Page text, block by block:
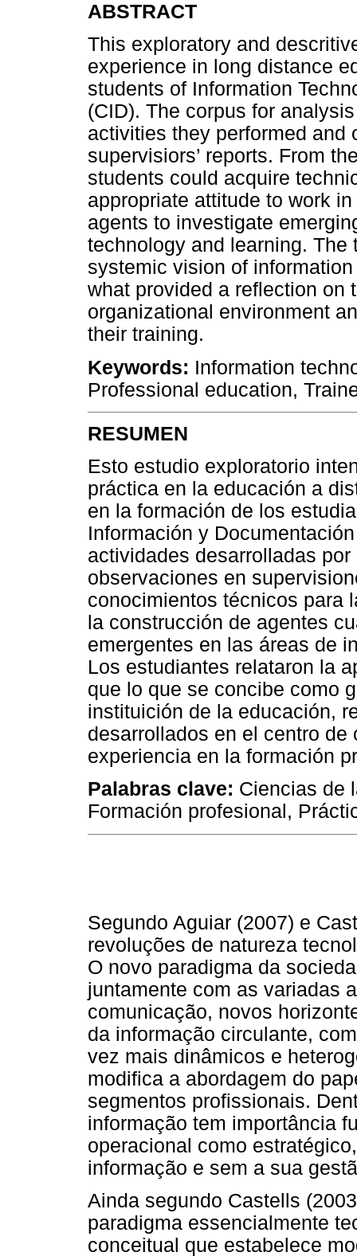
ABSTRACT
This exploratory and
experience in long distance
students of Information
(CID). The corpus for
activities they performed and
supervisiors’ reports. From
students could acquire
appropriate attitude to work
agents to investigate
technology and learning.
systemic vision of
what provided a reflection on
organizational environment
their training.
Keywords: Information
Professional education,
RESUMEN
Esto estudio exploratorio
práctica en la educación a
en la formación de los
Información y
actividades desarrolladas
observaciones en
conocimientos técnicos para
la construcción de agentes
emergentes en las áreas de
Los estudiantes relataron la
que lo que se concibe como
instituición de la educación,
desarrollados en el centro
experiencia en la formación
Palabras clave: Ciencias de
Formación profesional,
Segundo Aguiar (2007) e
revoluções de natureza
O novo paradigma da
juntamente com as variadas
comunicação, novos
da informação circulante,
vez mais dinâmicos e
modifica a abordagem do
segmentos profissionais.
informação tem importância
operacional como
informação e sem a sua
Ainda segundo Castells
paradigma essencialmente
conceitual que estabelece